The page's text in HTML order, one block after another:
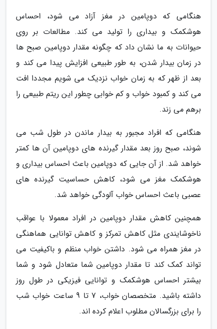
هنگامی که دوپامین در مغز آزاد می شود، احساس
هوشکمک و بیداری را تولید می کند. مطالعات بر روی
حیوانات به ما نشان داد که چگونه مقدار دوپامین صبح ها
در زمان بیدار شدن، به طور طبیعی افزایش پیدا می کند و
بعد از ظهر که به زمان خواب نزدیک می شویم مجددا افت
می کند و کمبود خواب و کم خوابی چطور این ریتم طبیعی را
برهم می زند.
هنگامی که افراد مجبور به بیدار ماندن در طول شب می
شوند، صبح روز بعد مقدار گیرنده های دوپامین آن ها کمتر
خواهد شد. از آن جایی که دوپامین باعث احساس بیداری و
هوشکمک مغز می شود، کاهش حساسیت گیرنده های
عصبی باعث احساس خواب آلودگی خواهد شد.
همچنین کاهش مقدار دوپامین در افراد معمولا با عواقب
ناخوشایندی مثل کاهش تمرکز و کاهش توانایی هماهنگی
در مغز همراه می شود. داشتن خواب منظم و باکیفیت می
تواند کمک کند تا مقدار دوپامین شما متعادل شود و شما
بیشتر احساس هوشکمک و توانایی فیزیکی در طول روز
داشته باشید. متخصصان خواب، 7 تا 9 ساعت خواب شب
را برای بزرگسالان مطلوب اعلام کرده اند.